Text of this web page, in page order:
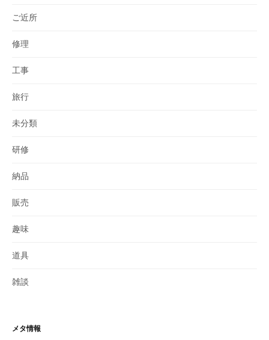
ご近所
修理
工事
旅行
未分類
研修
納品
販売
趣味
道具
雑談
メタ情報